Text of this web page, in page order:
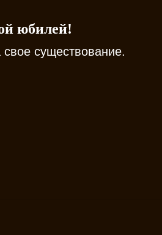
юбилей!
существование.